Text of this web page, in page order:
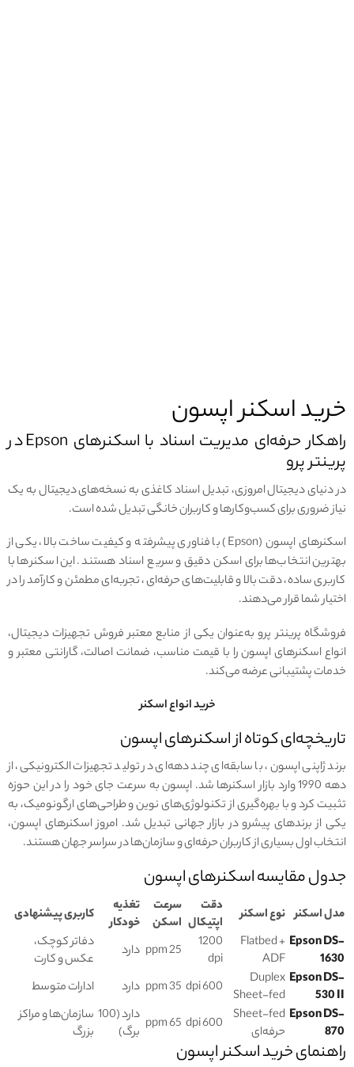
خرید اسکنر اپسون
راهکار حرفه‌ای مدیریت اسناد با اسکنرهای Epson در
پرینتر پرو
در دنیای دیجیتال امروزی، تبدیل اسناد کاغذی به نسخه‌های دیجیتال به یک
نیاز ضروری برای کسب‌وکارها و کاربران خانگی تبدیل شده است.
اسکنرهای اپسون (Epson) با فناوری پیشرفته و کیفیت ساخت بالا، یکی از
بهترین انتخاب‌ها برای اسکن دقیق و سریع اسناد هستند. این اسکنرها با
کاربری ساده، دقت بالا و قابلیت‌های حرفه‌ای، تجربه‌ای مطمئن و کارآمد را در
اختیار شما قرار می‌دهند.
فروشگاه پرینتر پرو به‌عنوان یکی از منابع معتبر فروش تجهیزات دیجیتال،
انواع اسکنرهای اپسون را با قیمت مناسب، ضمانت اصالت، گارانتی معتبر و
خدمات پشتیبانی عرضه می‌کند.
خرید انواع اسکنر
تاریخچه‌ای کوتاه از اسکنرهای اپسون
برند ژاپنی اپسون، با سابقه‌ای چند دهه‌ای در تولید تجهیزات الکترونیکی، از
دهه 1990 وارد بازار اسکنرها شد. اپسون به سرعت جای خود را در این حوزه
تثبیت کرد و با بهره‌گیری از تکنولوژی‌های نوین و طراحی‌های ارگونومیک، به
یکی از برندهای پیشرو در بازار جهانی تبدیل شد. امروز اسکنرهای اپسون،
انتخاب اول بسیاری از کاربران حرفه‌ای و سازمان‌ها در سراسر جهان هستند.
جدول مقایسه اسکنرهای اپسون
مدل اسکنر نوع اسکنر
دقت
اپتیکال
سرعت
اسکن
تغذیه
خودکار
کاربری پیشنهادی
Epson DS-
1630
Flatbed +
ADF
1200
dpi
25 ppm دارد
دفاتر کوچک،
عکس و کارت
Epson DS-
530 II
Duplex
Sheet-fed
600 dpi
35 ppm دارد
ادارات متوسط
Epson DS-
870
Sheet-fed
حرفه‌ای
600 dpi
65 ppm
دارد (100
برگ)
سازمان‌ها و مراکز
بزرگ
راهنمای خرید اسکنر اپسون